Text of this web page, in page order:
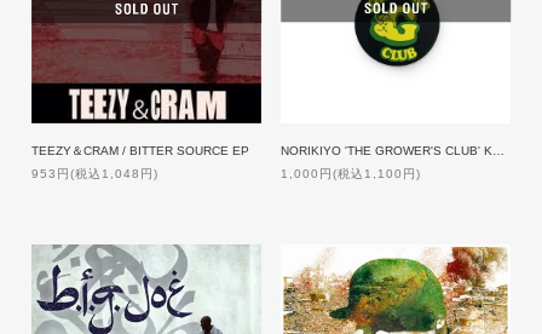
TEEZY＆CRAM / BITTER SOURCE EP
953円(税込1,048円)
1,000円(税込1,100円)